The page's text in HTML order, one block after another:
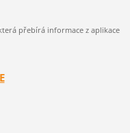
přebírá informace z aplikace